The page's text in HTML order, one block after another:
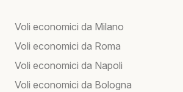
Voli economici da Milano
Voli economici da Roma
Voli economici da Napoli
Voli economici da Bologna